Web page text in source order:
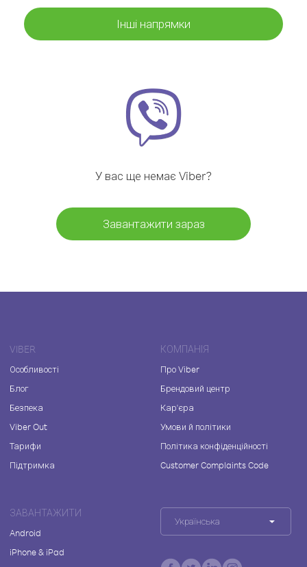
Інші напрямки
У вас ще немає Viber?
Завантажити зараз
VIBER
Особливості
Блог
Безпека
Viber Out
Тарифи
Підтримка
КОМПАНІЯ
Про Viber
Брендовий центр
Кар'єра
Умови й політики
Політика конфіденційності
Customer Complaints Code
ЗАВАНТАЖИТИ
Android
iPhone & iPad
Українська